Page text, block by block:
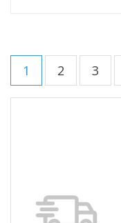
1 2 3